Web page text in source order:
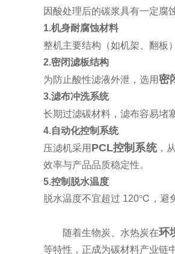
因酸处理后的碳浆具有一定腐
1.机身耐腐蚀材料
整机主要结构（如机架、翻板
2.密闭滤板结构
为防止酸性滤液外泄，选用密
3.滤布冲洗系统
长期过滤碳材料，滤布容易堵
4.自动化控制系统
压滤机采用 PCL控制系统，
效率与产品品质稳定性。
5.控制脱水温度
脱水温度不宜超过 120℃，避
随着生物炭、水热炭在环
等特性，正成为碳材料产业链